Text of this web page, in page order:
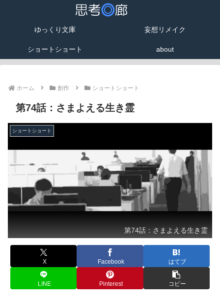
ゆっくり文庫 妄想リメイク
ショートショート about
ホーム 創作 ショートショート
第74話：さまよえる生き霊
ショートショート
第74話：さまよえる生き霊
X Facebook はてブ
LINE Pinterest コピー